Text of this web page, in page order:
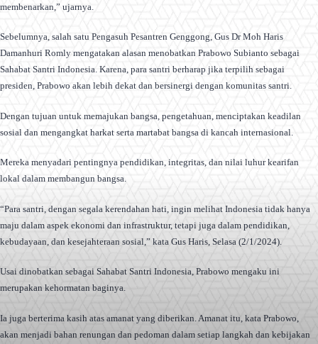
membenarkan,” ujarnya.
Sebelumnya, salah satu Pengasuh Pesantren Genggong, Gus Dr Moh Haris
Damanhuri Romly mengatakan alasan menobatkan Prabowo Subianto sebagai
Sahabat Santri Indonesia. Karena, para santri berharap jika terpilih sebagai
presiden, Prabowo akan lebih dekat dan bersinergi dengan komunitas santri.
Dengan tujuan untuk memajukan bangsa, pengetahuan, menciptakan keadilan
sosial dan mengangkat harkat serta martabat bangsa di kancah internasional.
Mereka menyadari pentingnya pendidikan, integritas, dan nilai luhur kearifan
lokal dalam membangun bangsa.
“Para santri, dengan segala kerendahan hati, ingin melihat Indonesia tidak hanya
maju dalam aspek ekonomi dan infrastruktur, tetapi juga dalam pendidikan,
kebudayaan, dan kesejahteraan sosial,” kata Gus Haris, Selasa (2/1/2024).
Usai dinobatkan sebagai Sahabat Santri Indonesia, Prabowo mengaku ini
merupakan kehormatan baginya.
Ia juga berterima kasih atas amanat yang diberikan. Amanat itu, kata Prabowo,
akan menjadi bahan renungan dan pedoman dalam setiap langkah dan kebijakan